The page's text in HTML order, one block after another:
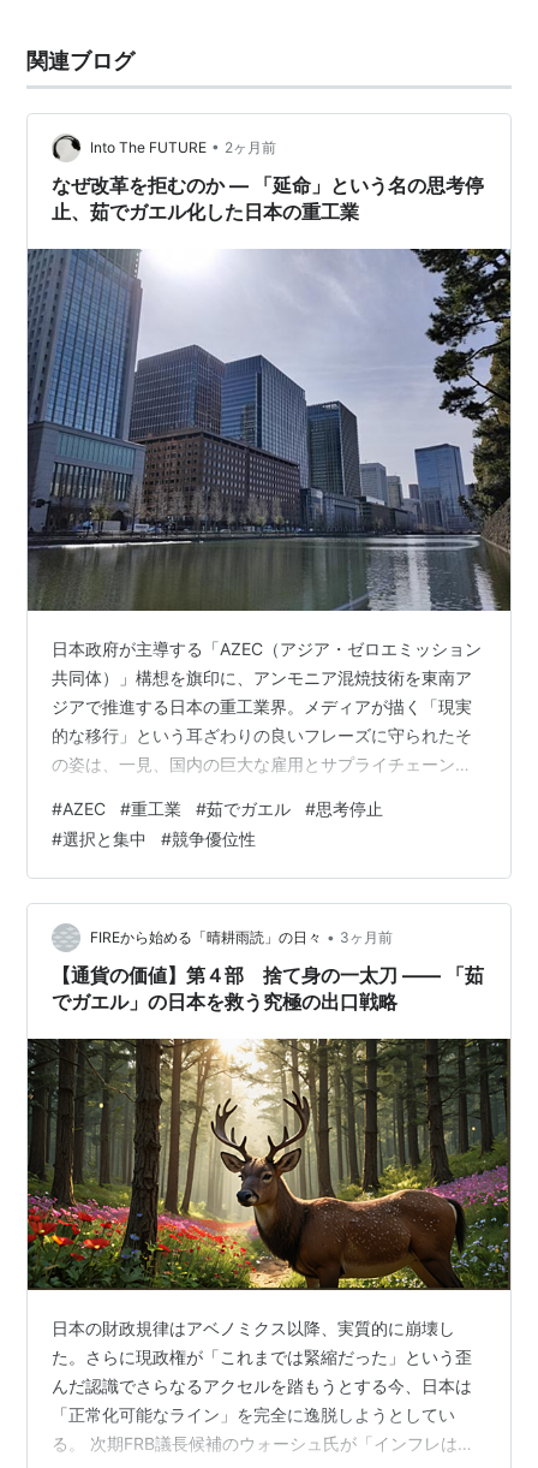
関連ブログ
Into The FUTURE • 2ヶ月前
なぜ改革を拒むのか — 「延命」という名の思考停
止、茹でガエル化した日本の重工業
日本政府が主導する「AZEC（アジア・ゼロエミッション
共同体）」構想を旗印に、アンモニア混焼技術を東南ア
ジアで推進する日本の重工業界。メディアが描く「現実
的な移行」という耳ざわりの良いフレーズに守られたそ
の姿は、一見、国内の巨大な雇用とサプライチェーンを
な経営戦略のように映る。 Challenging Japan's
promotion of ammonia co-firing for coal power
generation(E3G) しかし、一歩その内幕を覗き込めば、
そこにあるのは戦略的な合理性というよりも、レガシー
（過去の遺産）を捨てる…
#AZEC #重工業 #茹でガエル #思考停止
#選択と集中 #競争優位性
FIREから始める「晴耕雨読」の日々 • 3ヶ月前
【通貨の価値】第４部 捨て身の一太刀 —— 「茹
でガエル」の日本を救う究極の出口戦略
日本の財政規律はアベノミクス以降、実質的に崩壊し
た。さらに現政権が「これまでは緊縮だった」という歪
んだ認識でさらなるアクセルを踏もうとする今、日本は
「正常化可能なライン」を完全に逸脱しようとしてい
る。 次期FRB議長候補のウォーシュ氏が「インフレは国